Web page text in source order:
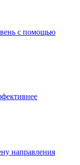
с помощью
направления